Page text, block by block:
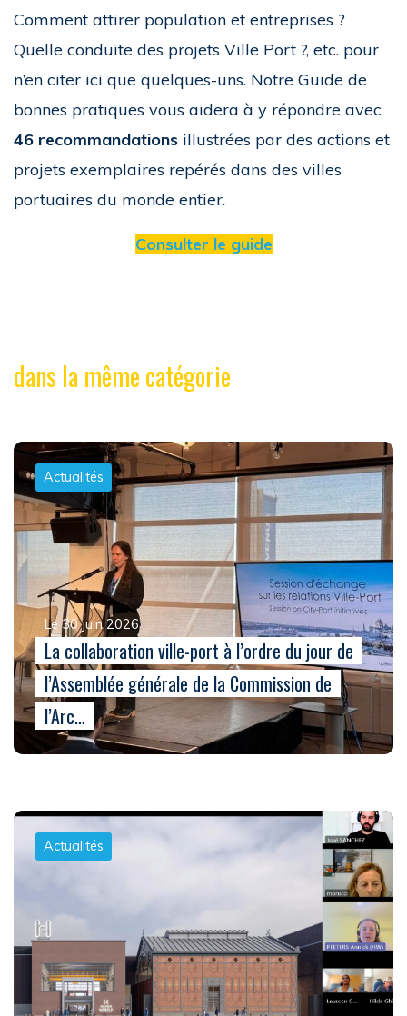
Comment attirer population et entreprises ?
Quelle conduite des projets Ville Port ?, etc. pour
n’en citer ici que quelques-uns. Notre Guide de
bonnes pratiques vous aidera à y répondre avec
46 recommandations illustrées par des actions et
projets exemplaires repérés dans des villes
portuaires du monde entier.
Consulter le guide
dans la même catégorie
Actualités
Le 30 juin 2026
La collaboration ville-port à l’ordre du jour de
l’Assemblée générale de la Commission de
l’Arc…
Actualités